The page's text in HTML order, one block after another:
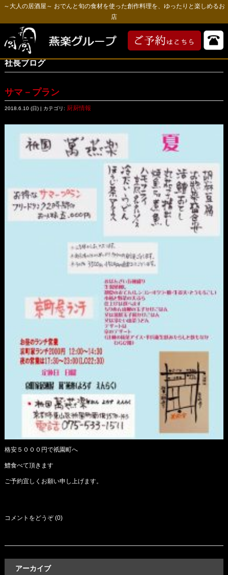
～大人の居酒屋～ おでんと旬の食材を使った創作料理を、ゆったりと楽しめるお
店
社長ブログ
サマ－プラン
2018.6.10 (日) | カテゴリ: 厨厨情報
格安５０００円で祇園町へ
鱧食べて頂きます
ご予約宜しくお願い申し上げます。
コメントをどうぞ (0)
アーカイブ